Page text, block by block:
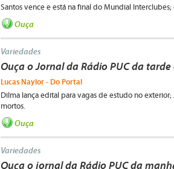
Santos vence e está na final do Mundial
Ouça
Variedades
Ouça o Jornal da Rádio PUC da
Lucas Naylor - Do Portal
Dilma lança edital para vagas de estudo no
mortos.
Ouça
Variedades
Ouça o jornal da Rádio PUC da